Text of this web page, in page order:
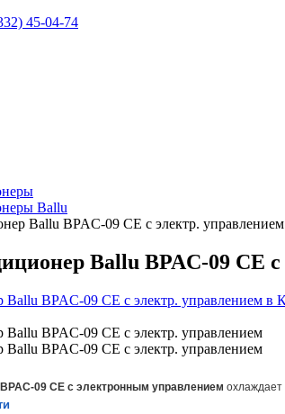
45-04-74
Ballu
Ballu BPAC-09 CE c электр. управлением
Ballu BPAC-09 CE c
09 CE c электронным управлением охлаждает